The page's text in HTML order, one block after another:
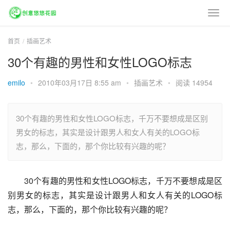
首页 插画艺术
30个有趣的男性和女性LOGO标志
emilo • 2010年03月17日 8:55 am • 插画艺术 • 阅读 14954
30个有趣的男性和女性LOGO标志，千万不要想成是区别
男女的标志，其实是设计跟男人和女人有关的LOGO标
志，那么，下面的，那个你比较有兴趣的呢？
30个有趣的男性和女性LOGO标志，千万不要想成是区
别男女的标志，其实是设计跟男人和女人有关的LOGO标
志，那么，下面的，那个你比较有兴趣的呢？